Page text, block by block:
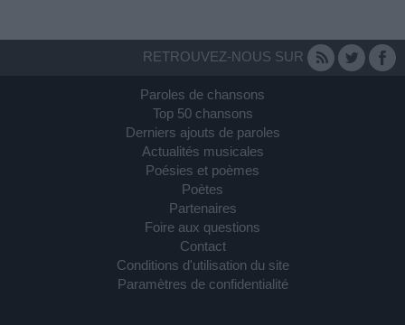
RETROUVEZ-NOUS SUR
Paroles de chansons
Top 50 chansons
Derniers ajouts de paroles
Actualités musicales
Poésies et poèmes
Poètes
Partenaires
Foire aux questions
Contact
Conditions d'utilisation du site
Paramètres de confidentialité